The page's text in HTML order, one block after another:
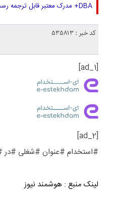
DBA+ مدرک معتبر قابل ترجمه رسمی با مهر دادگستری
کد خبر : 535813
[ad_1]
[ad_2]
#استخدام #عنوان #شغلی #در
لینک منبع : هوشمند نیوز